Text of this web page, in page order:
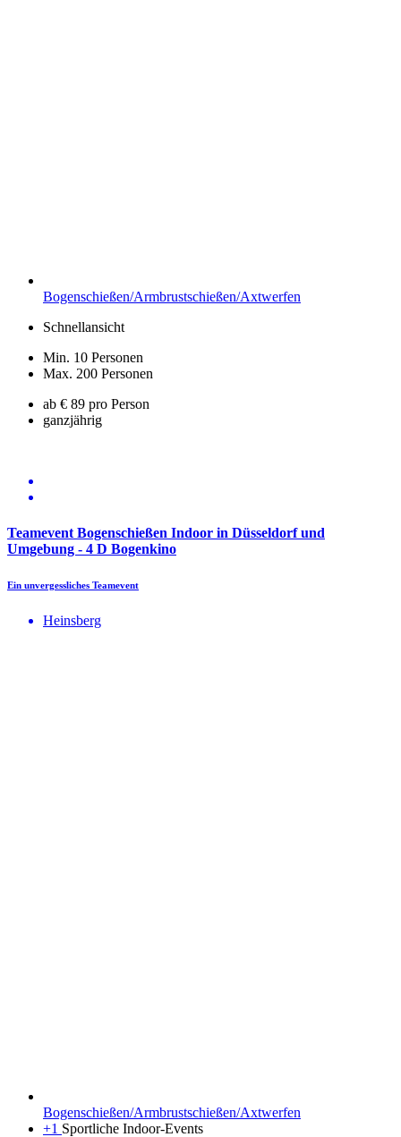
Bogenschießen/Armbrustschießen/Axtwerfen
Schnellansicht
Min. 10 Personen
Max. 200 Personen
ab € 89 pro Person
ganzjährig
Teamevent Bogenschießen Indoor in Düsseldorf und
Umgebung - 4 D Bogenkino
Ein unvergessliches Teamevent
Heinsberg
Bogenschießen/Armbrustschießen/Axtwerfen
+1 Sportliche Indoor-Events